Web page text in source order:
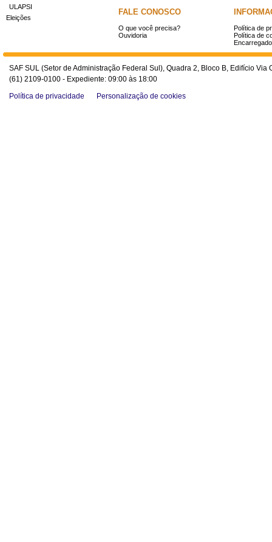
ULAPSI
Eleições
FALE CONOSCO
O que você precisa?
Ouvidoria
Política de
Política de
SAF SUL (Setor de Administração Federal Sul), Quadra 2, Bloco B, Edifício
(61) 2109-0100 - Expediente: 09:00 às 18:00
Política de privacidade
Personalização de cookies